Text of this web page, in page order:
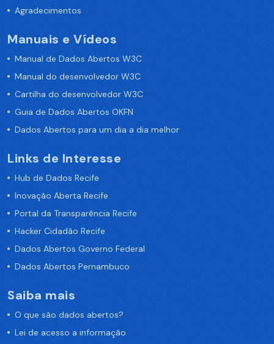
Agradecimentos
Manuais e Vídeos
Manual de Dados Abertos W3C
Manual do desenvolvedor W3C
Cartilha do desenvolvedor W3C
Guia de Dados Abertos OKFN
Dados Abertos para um dia a dia melhor
Links de Interesse
Hub de Dados Recife
Inovação Aberta Recife
Portal da Transparência Recife
Hacker Cidadão Recife
Dados Abertos Governo Federal
Dados Abertos Pernambuco
Saiba mais
O que são dados abertos?
Lei de acesso a informação